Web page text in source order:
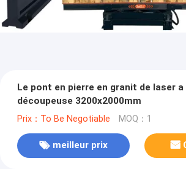
Le pont en pierre en granit de laser a
découpeuse 3200x2000mm
Prix：To Be Negotiable MOQ：1
meilleur prix